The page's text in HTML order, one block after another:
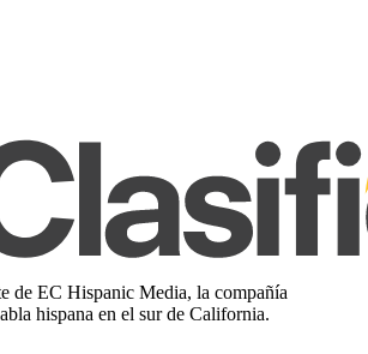
de EC Hispanic Media, la compañía
hispana en el sur de California.